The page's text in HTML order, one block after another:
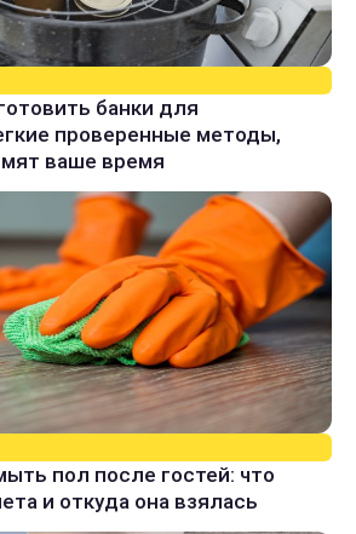
банки для
проверенные методы,
ваше время
пол после гостей: что
и откуда она взялась